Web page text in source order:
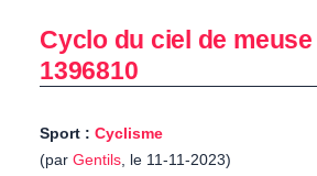
Cyclo du ciel de meuse
1396810
Sport : Cyclisme
(par Gentils, le 11-11-2023)